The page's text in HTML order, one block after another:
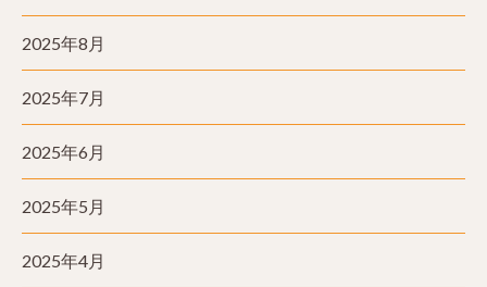
2025年8月
2025年7月
2025年6月
2025年5月
2025年4月